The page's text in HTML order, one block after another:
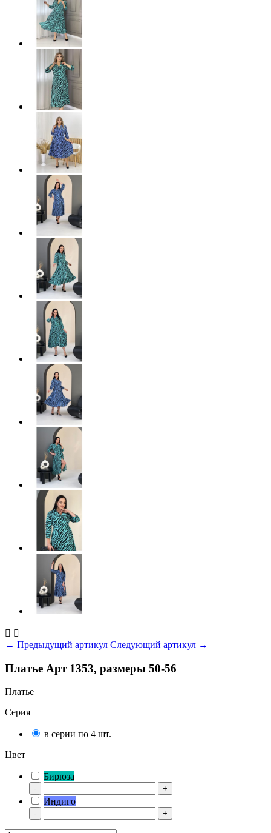
 
← Предыдущий артикул Следующий артикул →
Платье Арт 1353, размеры 50-56
Платье
Серия
в серии по 4 шт.
Цвет
Бирюза
- +
Индиго
- +